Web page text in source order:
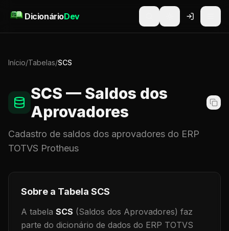
DicionárioDev
Início/Tabelas/SCS
SCS — Saldos dos
Aprovadores
Cadastro de saldos dos aprovadores do ERP
TOTVS Protheus
Sobre a Tabela SCS
A tabela SCS (Saldos dos Aprovadores) faz
parte do dicionário de dados do ERP TOTVS